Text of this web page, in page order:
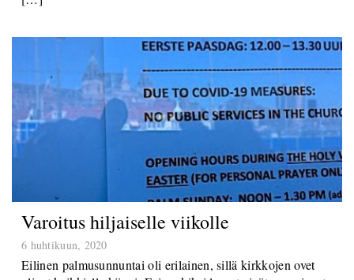
Varoitus hiljaiselle viikolle
Eilinen palmusunnuntai oli erilainen, sillä kirkkojen ovet
olivat kaikkialla kiinni. Esimerkiksi lapset eivät marssineet